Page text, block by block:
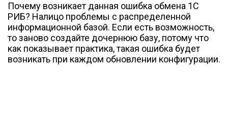
Почему возникает данная ошибка обмена 1С
РИБ? Налицо проблемы с распределенной
информационной базой. Если есть возможность,
то заново создайте дочернюю базу, потому что
как показывает практика, такая ошибка будет
возникать при каждом обновлении конфигурации.